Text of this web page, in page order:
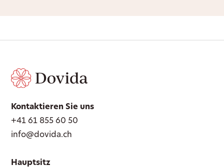
Kontaktieren Sie uns
+41 61 855 60 50
info@dovida.ch
Hauptsitz